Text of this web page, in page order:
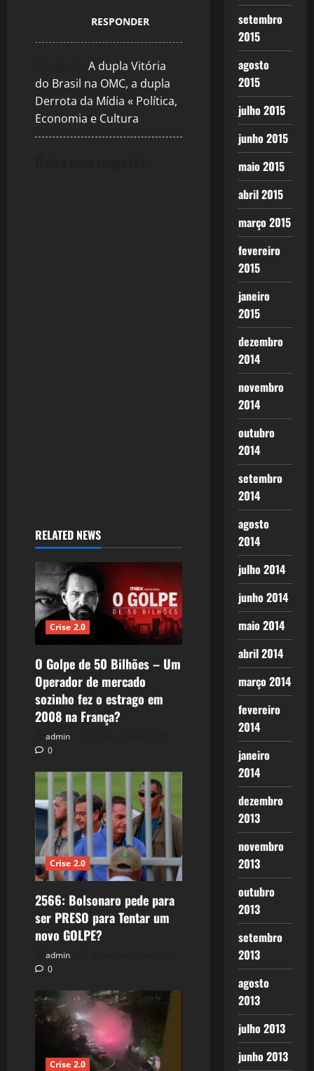
RESPONDER
A dupla Vitória
do Brasil na OMC, a dupla
Derrota da Mídia « Política,
Economia e Cultura
RELATED NEWS
Crise 2.0
O Golpe de 50 Bilhões – Um
Operador de mercado
sozinho fez o estrago em
2008 na França?
admin
0
Crise 2.0
2566: Bolsonaro pede para
ser PRESO para Tentar um
novo GOLPE?
admin
0
Crise 2.0
setembro
2015
agosto
2015
julho 2015
junho 2015
maio 2015
abril 2015
março 2015
fevereiro
2015
janeiro
2015
dezembro
2014
novembro
2014
outubro
2014
setembro
2014
agosto
2014
julho 2014
junho 2014
maio 2014
abril 2014
março 2014
fevereiro
2014
janeiro
2014
dezembro
2013
novembro
2013
outubro
2013
setembro
2013
agosto
2013
julho 2013
junho 2013